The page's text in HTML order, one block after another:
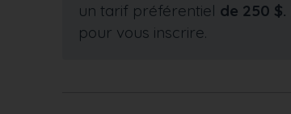
un tarif préférentiel de 250 $.
pour vous inscrire.